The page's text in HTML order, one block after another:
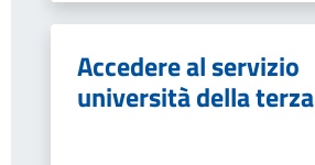
Accedere al servizio
università della